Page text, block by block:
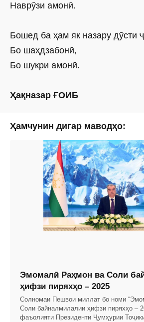
Наврӯзи амонӣ.
Бошед ба ҳам як назару дӯсти
Бо шаҳдзабонӣ,
Бо шукри амонӣ.
Ҳақназар ҒОИБ
Ҳамчунин дигар маводҳо:
Эмомалӣ Раҳмон ва Соли
ҳифзи пиряхҳо – 2025
Солномаи Пешвои миллат бо номи
Соли байналмилалии ҳифзи пиряхҳо –
фаъолияти Президенти Ҷумҳурии